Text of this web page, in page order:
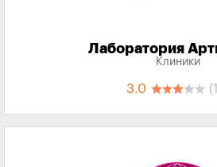
Лаборатория
Клиники
3.0